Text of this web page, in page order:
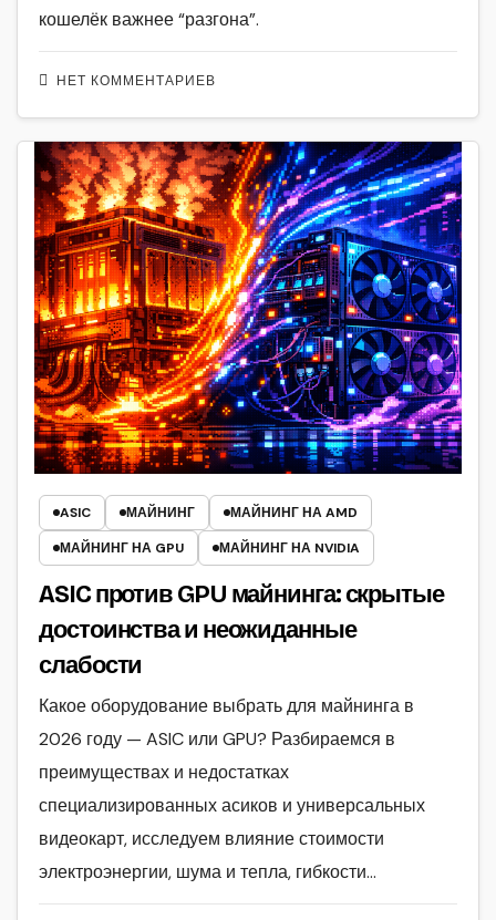
НЕТ КОММЕНТАРИЕВ
кошелёк важнее “разгона”.
ASIC МАЙНИНГ
МАЙНИНГ НА AMD
МАЙНИНГ НА GPU
МАЙНИНГ НА NVIDIA
ASIC против GPU майнинга: скрытые
достоинства и неожиданные
слабости
Какое оборудование выбрать для майнинга в
2026 году — ASIC или GPU? Разбираемся в
преимуществах и недостатках
специализированных асиков и универсальных
видеокарт, исследуем влияние стоимости
электроэнергии, шума и тепла, гибкости…